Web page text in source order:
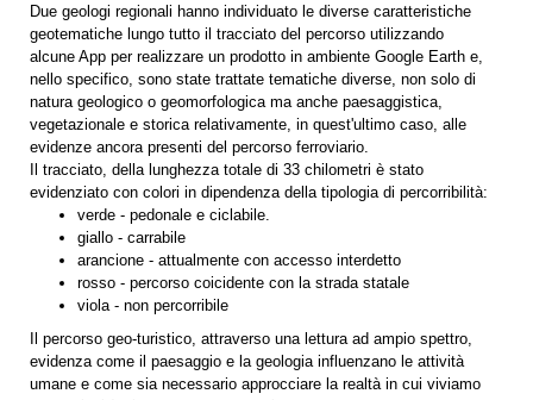
Due geologi regionali hanno individuato le diverse caratteristiche
geotematiche lungo tutto il tracciato del percorso utilizzando
alcune App per realizzare un prodotto in ambiente Google Earth e,
nello specifico, sono state trattate tematiche diverse, non solo di
natura geologico o geomorfologica ma anche paesaggistica,
vegetazionale e storica relativamente, in quest'ultimo caso, alle
evidenze ancora presenti del percorso ferroviario.
Il tracciato, della lunghezza totale di 33 chilometri è stato
evidenziato con colori in dipendenza della tipologia di percorribilità:
verde - pedonale e ciclabile.
giallo - carrabile
arancione - attualmente con accesso interdetto
rosso - percorso coicidente con la strada statale
viola - non percorribile
Il percorso geo-turistico, attraverso una lettura ad ampio spettro,
evidenza come il paesaggio e la geologia influenzano le attività
umane e come sia necessario approcciare la realtà in cui viviamo